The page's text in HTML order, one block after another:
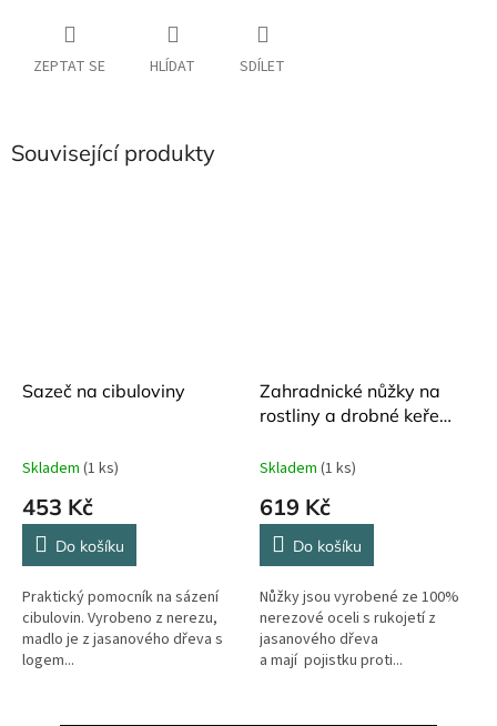
ZEPTAT SE HLÍDAT SDÍLET
Související produkty
Sazeč na cibuloviny
Skladem (1 ks)
453 Kč
Do košíku
Praktický pomocník na sázení
cibulovin. Vyrobeno z nerezu,
madlo je z jasanového dřeva s
logem...
Zahradnické nůžky na
rostliny a drobné keře
Skladem (1 ks)
619 Kč
Do košíku
Nůžky jsou vyrobené ze 100%
nerezové oceli s rukojetí z
jasanového dřeva
a mají pojistku proti...